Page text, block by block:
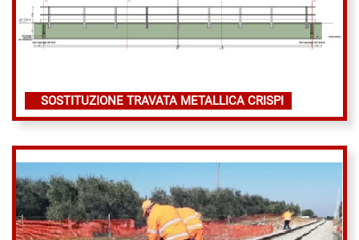
SOSTITUZIONE TRAVATA METALLICA CRISPI